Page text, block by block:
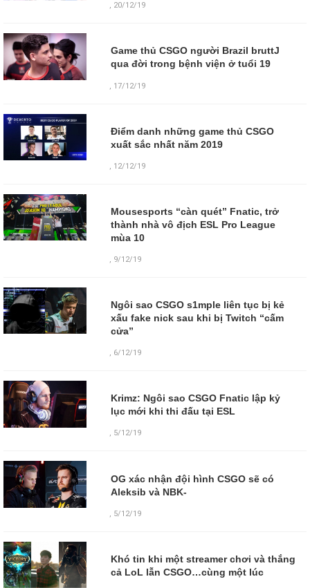
, 20/12/19
Game thủ CSGO người Brazil bruttJ
qua đời trong bệnh viện ở tuổi 19
17/12/19
Điểm danh những game thủ CSGO
xuất sắc nhất năm 2019
, 12/12/19
Mousesports “càn quét” Fnatic, trở
thành nhà vô địch ESL Pro League
mùa 10
, 9/12/19
Ngôi sao CSGO s1mple liên tục bị kẻ
xấu fake nick sau khi bị Twitch “cấm
cửa”
, 6/12/19
Krimz: Ngôi sao CSGO Fnatic lập kỷ
lục mới khi thi đấu tại ESL
, 5/12/19
OG xác nhận đội hình CSGO sẽ có
Aleksib và NBK-
, 5/12/19
Khó tin khi một streamer chơi và thắng
cả LoL lẫn CSGO…cùng một lúc